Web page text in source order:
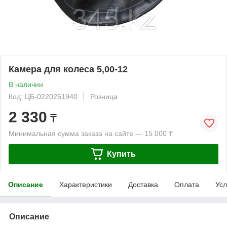
Камера для колеса 5,00-12
В наличии
Код: ЦБ-0220251940
Розница
2 330 ₸
Минимальная сумма заказа на сайте — 15 000 ₸
Купить
Описание Характеристики Доставка Оплата
Описание